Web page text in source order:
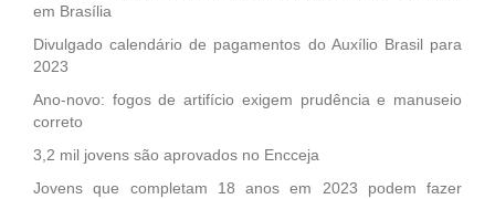
em Brasília
Divulgado calendário de pagamentos do Auxílio Brasil para
2023
Ano-novo: fogos de artifício exigem prudência e manuseio
correto
3,2 mil jovens são aprovados no Encceja
Jovens que completam 18 anos em 2023 podem fazer